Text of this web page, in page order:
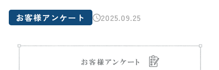
お客様アンケート 2025.09.25